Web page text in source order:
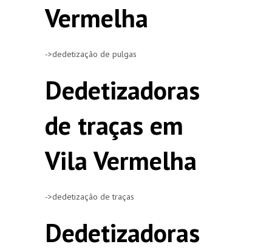
Vermelha
->dedetização de pulgas
Dedetizadoras
de traças em
Vila Vermelha
->dedetização de traças
Dedetizadoras